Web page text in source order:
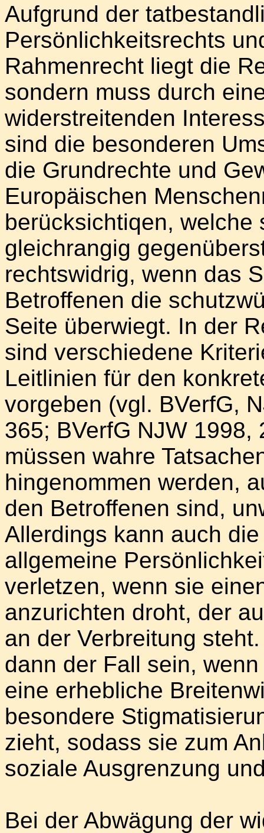
Aufgrund der
Persönlichkeitsrechts
Rahmenrecht liegt die
sondern muss durch
widerstreitenden
sind die besonderen
die Grundrechte und
Europäischen
berücksichtiqen, welche
gleichrangig
rechtswidrig, wenn das
Betroffenen die
Seite überwiegt. In der
sind verschiedene
Leitlinien für den
vorgeben (vgl. BVerfG,
365; BVerfG NJW 1998,
müssen wahre
hingenommen werden,
den Betroffenen sind,
Allerdings kann auch
allgemeine
verletzen, wenn sie
anzurichten droht, der
an der Verbreitung
dann der Fall sein,
eine erhebliche
besondere
zieht, sodass sie zum
soziale Ausgrenzung
Bei der Abwägung der